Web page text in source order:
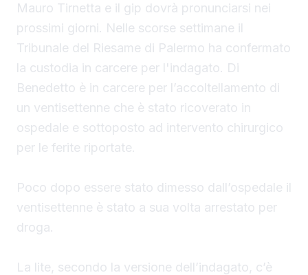
Mauro Tirnetta e il gip dovrà pronunciarsi nei
prossimi giorni. Nelle scorse settimane il
Tribunale del Riesame di Palermo ha confermato
la custodia in carcere per l'indagato. Di
Benedetto è in carcere per l’accoltellamento di
un ventisettenne che è stato ricoverato in
ospedale e sottoposto ad intervento chirurgico
per le ferite riportate.
Poco dopo essere stato dimesso dall’ospedale il
ventisettenne è stato a sua volta arrestato per
droga.
La lite, secondo la versione dell’indagato, c’è